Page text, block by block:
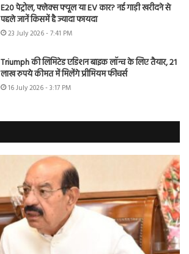
E20 पेट्रोल, फ्लेक्स फ्यूल या EV कार? नई गाड़ी खरीदने से
पहले जानें किसमें है ज्यादा फायदा
23 July 2026 - 7:41 PM
Triumph की लिमिटेड एडिशन बाइक लॉन्च के लिए तैयार, 21
लाख रुपये कीमत में मिलेंगे प्रीमियम फीचर्स
16 July 2026 - 3:17 PM